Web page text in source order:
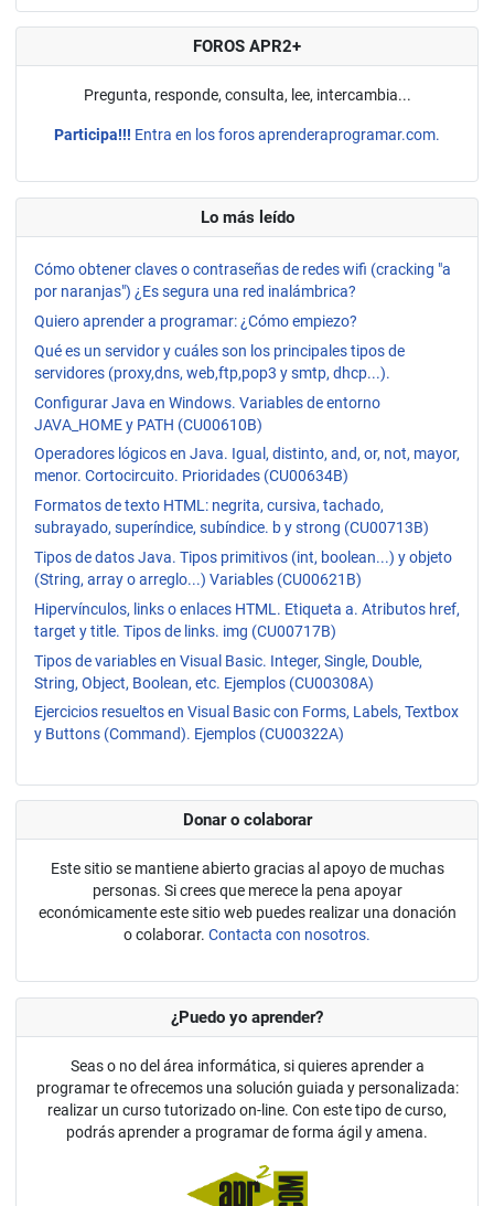
FOROS APR2+
Pregunta, responde, consulta, lee, intercambia...
Participa!!! Entra en los foros aprenderaprogramar.com.
Lo más leído
Cómo obtener claves o contraseñas de redes wifi (cracking "a
por naranjas") ¿Es segura una red inalámbrica?
Quiero aprender a programar: ¿Cómo empiezo?
Qué es un servidor y cuáles son los principales tipos de
servidores (proxy,dns, web,ftp,pop3 y smtp, dhcp...).
Configurar Java en Windows. Variables de entorno
JAVA_HOME y PATH (CU00610B)
Operadores lógicos en Java. Igual, distinto, and, or, not, mayor,
menor. Cortocircuito. Prioridades (CU00634B)
Formatos de texto HTML: negrita, cursiva, tachado,
subrayado, superíndice, subíndice. b y strong (CU00713B)
Tipos de datos Java. Tipos primitivos (int, boolean...) y objeto
(String, array o arreglo...) Variables (CU00621B)
Hipervínculos, links o enlaces HTML. Etiqueta a. Atributos href,
target y title. Tipos de links. img (CU00717B)
Tipos de variables en Visual Basic. Integer, Single, Double,
String, Object, Boolean, etc. Ejemplos (CU00308A)
Ejercicios resueltos en Visual Basic con Forms, Labels, Textbox
y Buttons (Command). Ejemplos (CU00322A)
Donar o colaborar
Este sitio se mantiene abierto gracias al apoyo de muchas
personas. Si crees que merece la pena apoyar
económicamente este sitio web puedes realizar una donación
o colaborar. Contacta con nosotros.
¿Puedo yo aprender?
Seas o no del área informática, si quieres aprender a
programar te ofrecemos una solución guiada y personalizada:
realizar un curso tutorizado on-line. Con este tipo de curso,
podrás aprender a programar de forma ágil y amena.